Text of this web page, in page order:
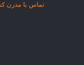
تماس با مدرن